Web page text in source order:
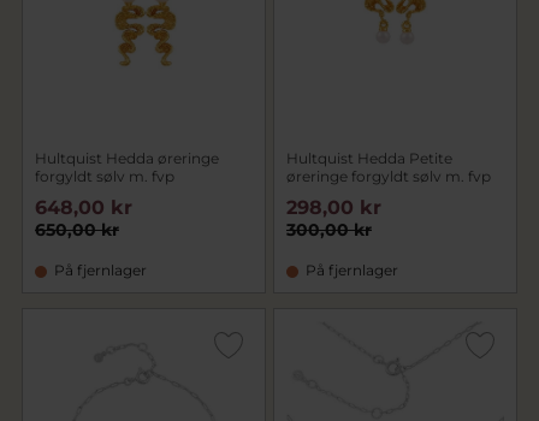
Hultquist Hedda øreringe
forgyldt sølv m. fvp
650,00 kr
648,00 kr
På fjernlager
Hultquist Hedda Petite
øreringe forgyldt sølv m. fvp
300,00 kr
298,00 kr
På fjernlager